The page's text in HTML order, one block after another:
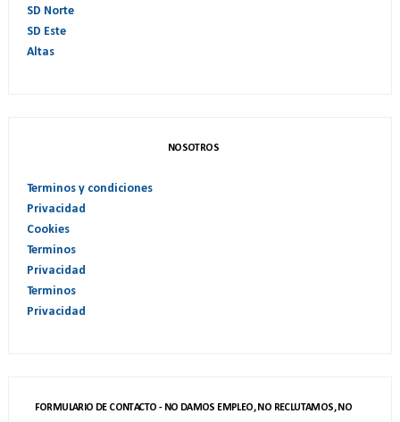
SD Norte
SD Este
Altas
NOSOTROS
Terminos y condiciones
Privacidad
Cookies
Terminos
Privacidad
Terminos
Privacidad
FORMULARIO DE CONTACTO - NO DAMOS EMPLEO, NO RECLUTAMOS, NO